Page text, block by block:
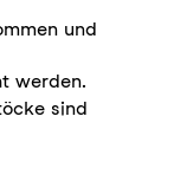
und
werden.
sind